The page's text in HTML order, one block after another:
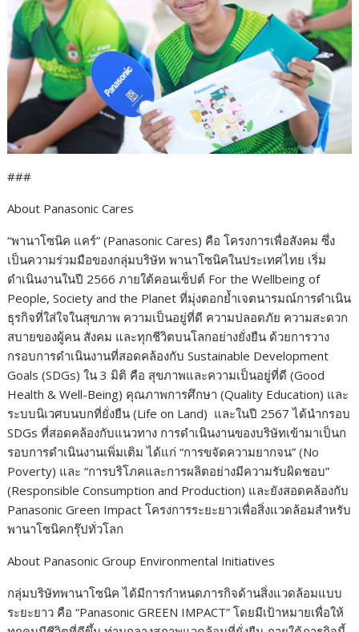
###
About Panasonic Cares
“พานาโซนิค แคร์” (Panasonic Cares) คือ โครงการเพื่อสังคม ซึ่ง
เป็นความร่วมมือของกลุ่มบริษัท พานาโซนิคในประเทศไทย เริ่ม
ดำเนินงานในปี 2566 ภายใต้คอนเซ็ปต์ For the Wellbeing of
People, Society and the Planet ที่มุ่งตอกย้ำเจตนารมณ์การดำเนิน
ธุรกิจที่ใส่ใจในสุขภาพ ความเป็นอยู่ที่ดี ความปลอดภัย ความสะดวก
สบายของผู้คน สังคม และทุกชีวิตบนโลกอย่างยั่งยืน ด้วยการวาง
กรอบการดำเนินงานที่สอดคล้องกับ Sustainable Development
Goals (SDGs) ใน 3 มิติ คือ สุขภาพและความเป็นอยู่ที่ดี (Good
Health & Well-Being) คุณภาพการศึกษา (Quality Education) และ
ระบบนิเวศบนบกที่ยั่งยืน (Life on Land) และในปี 2567 ได้นำกรอบ
SDGs ที่สอดคล้องกับแนวทาง การดำเนินงานของบริษัทเข้ามาเป็นก
รอบการดำเนินงานเพิ่มเติม ได้แก่ “การขจัดความยากจน” (No
Poverty) และ “การบริโภคและการผลิตอย่างมีความรับผิดชอบ”
(Responsible Consumption and Production) และยังสอดคล้องกับ
Panasonic Green Impact โครงการระยะยาวเพื่อสิ่งแวดล้อมสำหรับ
พานาโซนิคกรุ๊ปทั่วโลก
About Panasonic Group Environmental Initiatives
กลุ่มบริษัทพานาโซนิค ได้มีการกำหนดภารกิจด้านสิ่งแวดล้อมแบบ
ระยะยาว คือ “Panasonic GREEN IMPACT” โดยมีเป้าหมายเพื่อให้